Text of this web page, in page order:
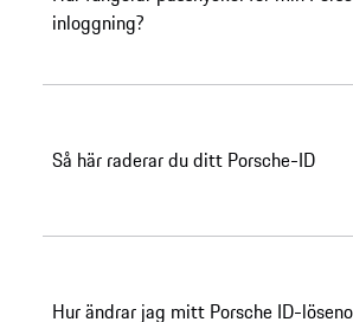
inloggning?
Så här raderar du ditt Porsche-ID
Hur ändrar jag mitt Porsche ID-